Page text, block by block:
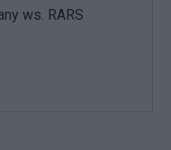
ws. RARS